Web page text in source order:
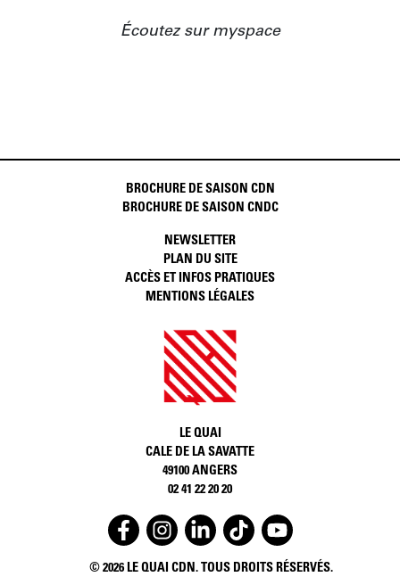
Écoutez sur myspace
BROCHURE DE SAISON CDN
BROCHURE DE SAISON CNDC
NEWSLETTER
PLAN DU SITE
ACCÈS ET INFOS PRATIQUES
MENTIONS LÉGALES
LE QUAI
CALE DE LA SAVATTE
49100 ANGERS
02 41 22 20 20
	© 2026 LE QUAI CDN. TOUS DROITS RÉSERVÉS.